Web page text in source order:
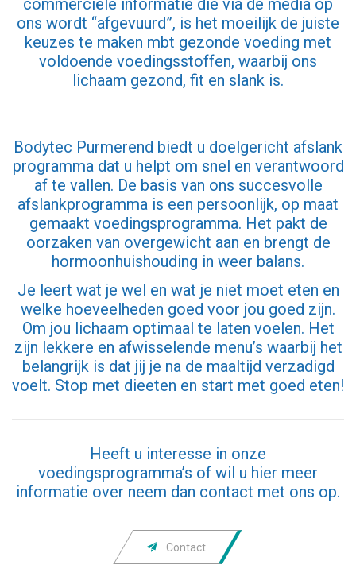
commerciële informatie die via de media op
ons wordt “afgevuurd”, is het moeilijk de juiste
keuzes te maken mbt gezonde voeding met
voldoende voedingsstoffen, waarbij ons
lichaam gezond, fit en slank is.
Bodytec Purmerend biedt u doelgericht afslank
programma dat u helpt om snel en verantwoord
af te vallen. De basis van ons succesvolle
afslankprogramma is een persoonlijk, op maat
gemaakt voedingsprogramma. Het pakt de
oorzaken van overgewicht aan en brengt de
hormoonhuishouding in weer balans.
Je leert wat je wel en wat je niet moet eten en
welke hoeveelheden goed voor jou goed zijn.
Om jou lichaam optimaal te laten voelen. Het
zijn lekkere en afwisselende menu’s waarbij het
belangrijk is dat jij je na de maaltijd verzadigd
voelt. Stop met dieeten en start met goed eten!
Heeft u interesse in onze
voedingsprogramma’s of wil u hier meer
informatie over neem dan contact met ons op.
 Contact